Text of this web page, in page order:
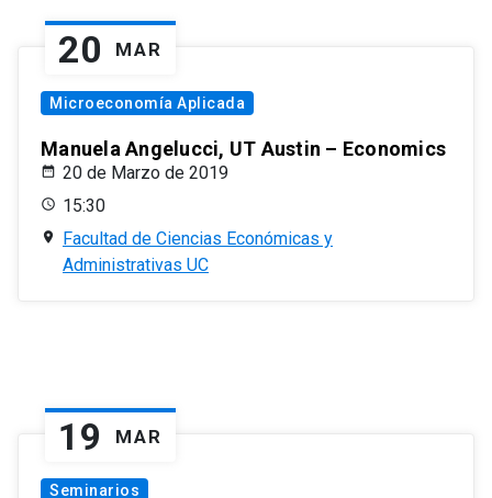
20 MAR
Microeconomía Aplicada
Manuela Angelucci, UT Austin – Economics
20 de Marzo de 2019
15:30
Facultad de Ciencias Económicas y
Administrativas UC
19 MAR
Seminarios